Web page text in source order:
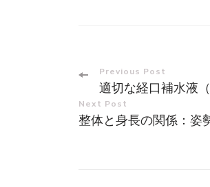
Post
Previous Post
適切な経口補水液
Next Post
整体と身長の関係：姿